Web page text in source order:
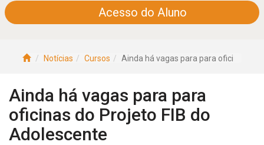
Acesso do Aluno
Notícias Cursos Ainda há vagas para para ofici
Ainda há vagas para para
oficinas do Projeto FIB do
Adolescente